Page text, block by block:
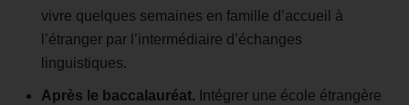
vivre quelques semaines en famille d’accueil à
l’étranger par l’intermédiaire d’échanges
linguistiques.
Après le baccalauréat. Intégrer une école étrangère